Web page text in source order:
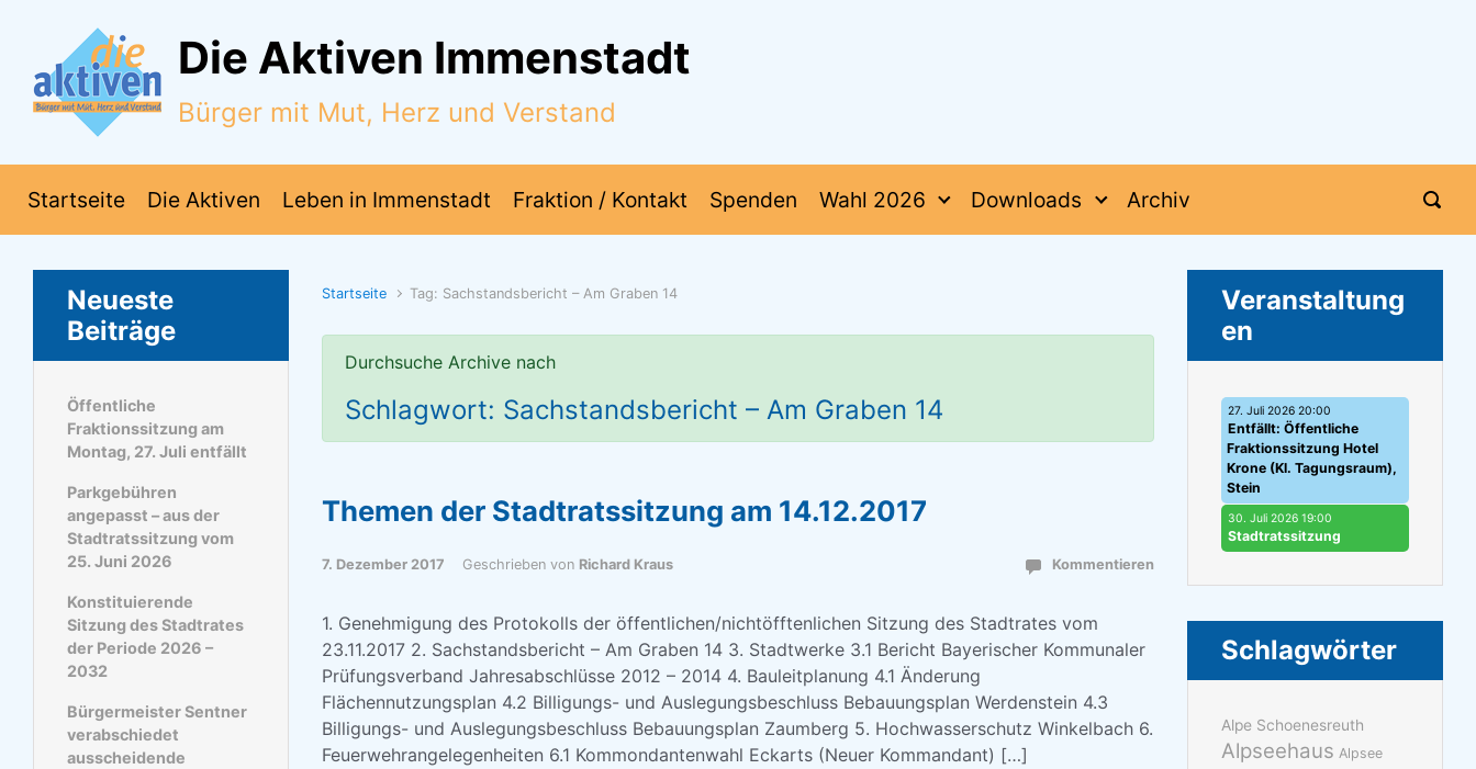
Zum Hauptinhalt springen
Die Aktiven Immenstadt
Bürger mit Mut, Herz und Verstand
Startseite Die Aktiven Leben in Immenstadt Fraktion / Kontakt Spenden Wahl 2026 Downloads Archiv
Startseite Tag: Sachstandsbericht – Am Graben 14
Durchsuche Archive nach
Schlagwort: Sachstandsbericht – Am Graben 14
Themen der Stadtratssitzung am 14.12.2017
7. Dezember 2017 Geschrieben von Richard Kraus Kommentieren
1. Genehmigung des Protokolls der öffentlichen/nichtöfftenlichen Sitzung des Stadtrates vom
23.11.2017 2. Sachstandsbericht – Am Graben 14 3. Stadtwerke 3.1 Bericht Bayerischer Kommunaler
Prüfungsverband Jahresabschlüsse 2012 – 2014 4. Bauleitplanung 4.1 Änderung
Flächennutzungsplan 4.2 Billigungs- und Auslegungsbeschluss Bebauungsplan Werdenstein 4.3
Billigungs- und Auslegungsbeschluss Bebauungsplan Zaumberg 5. Hochwasserschutz Winkelbach 6.
Feuerwehrangelegenheiten 6.1 Kommondantenwahl Eckarts (Neuer Kommandant) […]
Neueste
Beiträge
Öffentliche
Fraktionssitzung am
Montag, 27. Juli entfällt
Parkgebühren
angepasst – aus der
Stadtratssitzung vom
25. Juni 2026
Konstituierende
Sitzung des Stadtrates
der Periode 2026 –
2032
Bürgermeister Sentner
verabschiedet
ausscheidende
Veranstaltung
en
27. Juli 2026 20:00
Entfällt: Öffentliche
Fraktionssitzung Hotel
Krone (Kl. Tagungsraum),
Stein
30. Juli 2026 19:00
Stadtratssitzung
Schlagwörter
Alpe Schoenesreuth
Alpseehaus Alpsee